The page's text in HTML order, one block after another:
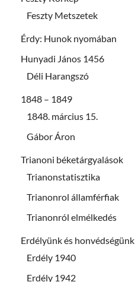
Feszty Metszetek
Érdy: Hunok nyomában
Hunyadi János 1456
Déli Harangszó
1848 – 1849
1848. március 15.
Gábor Áron
Trianoni béketárgyalások
Trianonstatisztika
Trianonrol államférfiak
Trianonról elmélkedés
Erdélyünk és honvédségünk
Erdély 1940
Erdély 1942